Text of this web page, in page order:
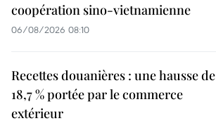
coopération sino-vietnamienne
06/08/2026 08:10
Recettes douanières : une hausse de
18,7 % portée par le commerce
extérieur